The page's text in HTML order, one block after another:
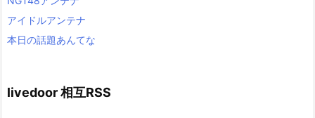
アイドルアンテナ
本日の話題あんてな
livedoor 相互RSS